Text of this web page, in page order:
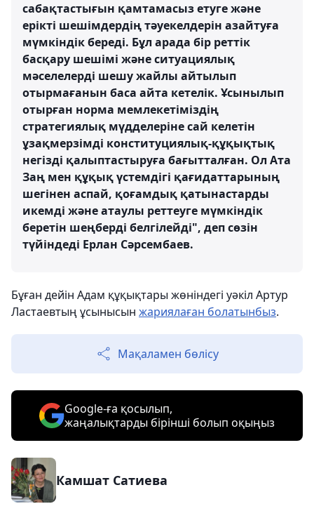
сабақтастығын қамтамасыз етуге және
ерікті шешімдердің тәуекелдерін азайтуға
мүмкіндік береді. Бұл арада бір реттік
басқару шешімі және ситуациялық
мәселелерді шешу жайлы айтылып
отырмағанын баса айта кетелік. Ұсынылып
отырған норма мемлекетіміздің
стратегиялық мүдделеріне сай келетін
ұзақмерзімді конституциялық-құқықтық
негізді қалыптастыруға бағытталған. Ол Ата
Заң мен құқық үстемдігі қағидаттарының
шегінен аспай, қоғамдық қатынастарды
икемді және атаулы реттеуге мүмкіндік
беретін шеңберді белгілейді", деп сөзін
түйіндеді Ерлан Сәрсембаев.
Бұған дейін Адам құқықтары жөніндегі уәкіл Артур
Ластаевтың ұсынысын жариялаған болатынбыз.
Мақаламен бөлісу
Google-ға қосылып,
жаңалықтарды бірінші болып оқыңыз
Камшат Сатиева